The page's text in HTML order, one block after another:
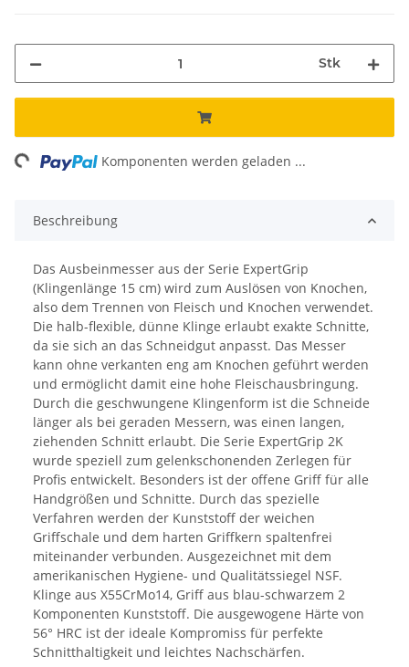
Stk
Komponenten werden geladen ...
Beschreibung
Das Ausbeinmesser aus der Serie ExpertGrip
(Klingenlänge 15 cm) wird zum Auslösen von Knochen,
also dem Trennen von Fleisch und Knochen verwendet.
Die halb-flexible, dünne Klinge erlaubt exakte Schnitte,
da sie sich an das Schneidgut anpasst. Das Messer
kann ohne verkanten eng am Knochen geführt werden
und ermöglicht damit eine hohe Fleischausbringung.
Durch die geschwungene Klingenform ist die Schneide
länger als bei geraden Messern, was einen langen,
ziehenden Schnitt erlaubt. Die Serie ExpertGrip 2K
wurde speziell zum gelenkschonenden Zerlegen für
Profis entwickelt. Besonders ist der offene Griff für alle
Handgrößen und Schnitte. Durch das spezielle
Verfahren werden der Kunststoff der weichen
Griffschale und dem harten Griffkern spaltenfrei
miteinander verbunden. Ausgezeichnet mit dem
amerikanischen Hygiene- und Qualitätssiegel NSF.
Klinge aus X55CrMo14, Griff aus blau-schwarzem 2
Komponenten Kunststoff. Die ausgewogene Härte von
56° HRC ist der ideale Kompromiss für perfekte
Schnitthaltigkeit und leichtes Nachschärfen.